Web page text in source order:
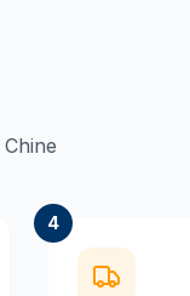
4